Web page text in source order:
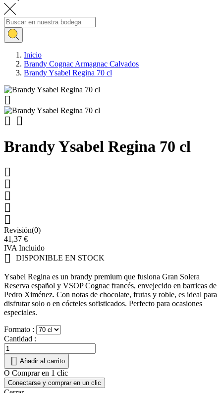
Inicio
Brandy Cognac Armagnac Calvados
Brandy Ysabel Regina 70 cl

 
Brandy Ysabel Regina 70 cl





Revisión(0)
41,37 €
IVA Incluido
 DISPONIBLE EN STOCK
Ysabel Regina es un brandy premium que fusiona Gran Solera
Reserva español y VSOP Cognac francés, envejecido en barricas de
Pedro Ximénez. Con notas de chocolate, frutas y roble, es ideal para
disfrutar solo o en cócteles sofisticados. Perfecto para ocasiones
especiales.
Formato :
Cantidad :
 Añadir al carrito
O Comprar en 1 clic
Conectarse y comprar en un clic